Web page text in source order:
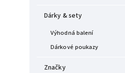
Dárky & sety
Výhodná balení
Dárkové poukazy
Značky